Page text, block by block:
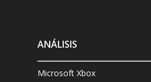
ANÁLISIS
Microsoft Xbox